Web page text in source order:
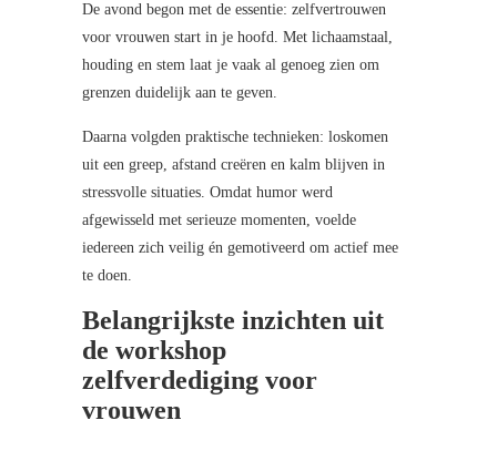
De avond begon met de essentie: zelfvertrouwen
voor vrouwen start in je hoofd. Met lichaamstaal,
houding en stem laat je vaak al genoeg zien om
grenzen duidelijk aan te geven.
Daarna volgden praktische technieken: loskomen
uit een greep, afstand creëren en kalm blijven in
stressvolle situaties. Omdat humor werd
afgewisseld met serieuze momenten, voelde
iedereen zich veilig én gemotiveerd om actief mee
te doen.
Belangrijkste inzichten uit
de workshop
zelfverdediging voor
vrouwen